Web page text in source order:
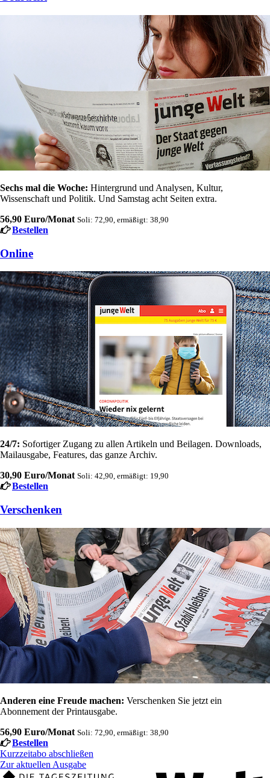
Sechs mal die Woche: Hintergrund und Analysen, Kultur,
Wissenschaft und Politik. Und Samstag acht Seiten extra.
56,90 Euro/Monat Soli: 72,90, ermäßigt: 38,90
Bestellen
Online
24/7: Sofortiger Zugang zu allen Artikeln und Beilagen. Downloads,
Mailausgabe, Features, das ganze Archiv.
30,90 Euro/Monat Soli: 42,90, ermäßigt: 19,90
Bestellen
Verschenken
Anderen eine Freude machen: Verschenken Sie jetzt ein
Abonnement der Printausgabe.
56,90 Euro/Monat Soli: 72,90, ermäßigt: 38,90
Bestellen
Kurzzeitabo abschließen
Zur aktuellen Ausgabe